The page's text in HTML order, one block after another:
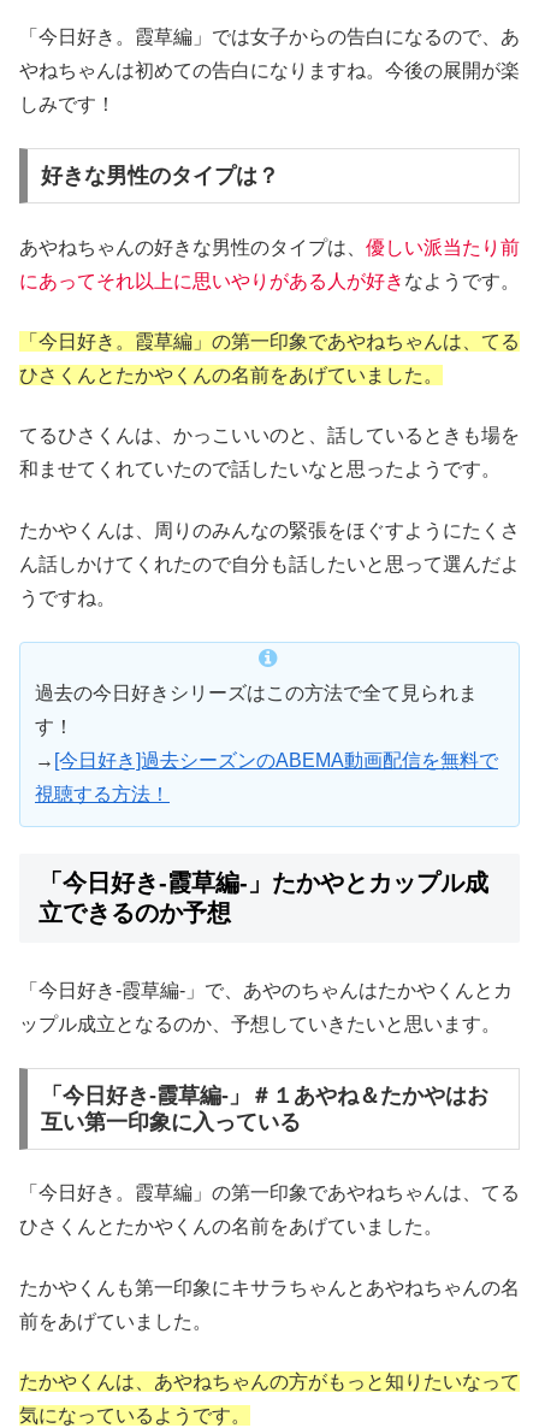
「今日好き。霞草編」では女子からの告白になるので、あ
やねちゃんは初めての告白になりますね。今後の展開が楽
しみです！
好きな男性のタイプは？
あやねちゃんの好きな男性のタイプは、 優しい派当たり前
にあってそれ以上に思いやりがある人が好き なようです。
「今日好き。霞草編」の第一印象であやねちゃんは、てる
ひさくんとたかやくんの名前をあげていました。
てるひさくんは、かっこいいのと、話しているときも場を
和ませてくれていたので話したいなと思ったようです。
たかやくんは、周りのみんなの緊張をほぐすようにたくさ
ん話しかけてくれたので自分も話したいと思って選んだよ
うですね。
過去の今日好きシリーズはこの方法で全て見られま
す！
→ [今日好き]過去シーズンのABEMA動画配信を無料で
視聴する方法！
「今日好き-霞草編-」たかやとカップル成
立できるのか予想
「今日好き-霞草編-」で、あやのちゃんはたかやくんとカ
ップル成立となるのか、予想していきたいと思います。
「今日好き-霞草編-」＃１あやね＆たかやはお
互い第一印象に入っている
「今日好き。霞草編」の第一印象であやねちゃんは、てる
ひさくんとたかやくんの名前をあげていました。
たかやくんも第一印象にキサラちゃんとあやねちゃんの名
前をあげていました。
たかやくんは、あやねちゃんの方がもっと知りたいなって
気になっているようです。